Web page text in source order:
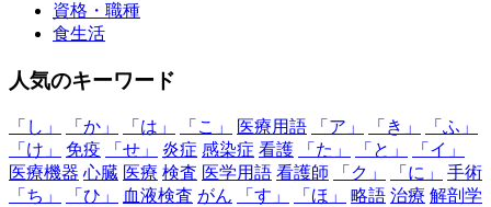
資格・職種
食生活
人気のキーワード
「し」 「か」 「は」 「こ」 医療用語 「ア」 「き」
「ふ」
「け」
免疫 「せ」 炎症 感染症 看護 「た」 「と」
「イ」
医療機器 心臓 医療 検査 医学用語 看護師 「ク」 「に」
手術
「ち」
「ひ」 血液検査 がん 「す」 「ほ」 略語 治療 解剖学